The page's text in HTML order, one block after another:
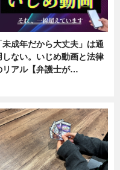
未成年だから大丈夫」は通
しない。いじめ動画と法律
リアル【弁護士が…